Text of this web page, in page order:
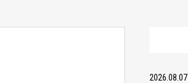
2026.08.07